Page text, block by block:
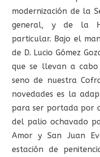
modernización de la
general, y de la
particular. Bajo el
de D. Lucio Gómez
que se llevan a cabo
seno de nuestra
novedades es la
para ser portada por
del palio ochavado
Amor y San Juan
estación de